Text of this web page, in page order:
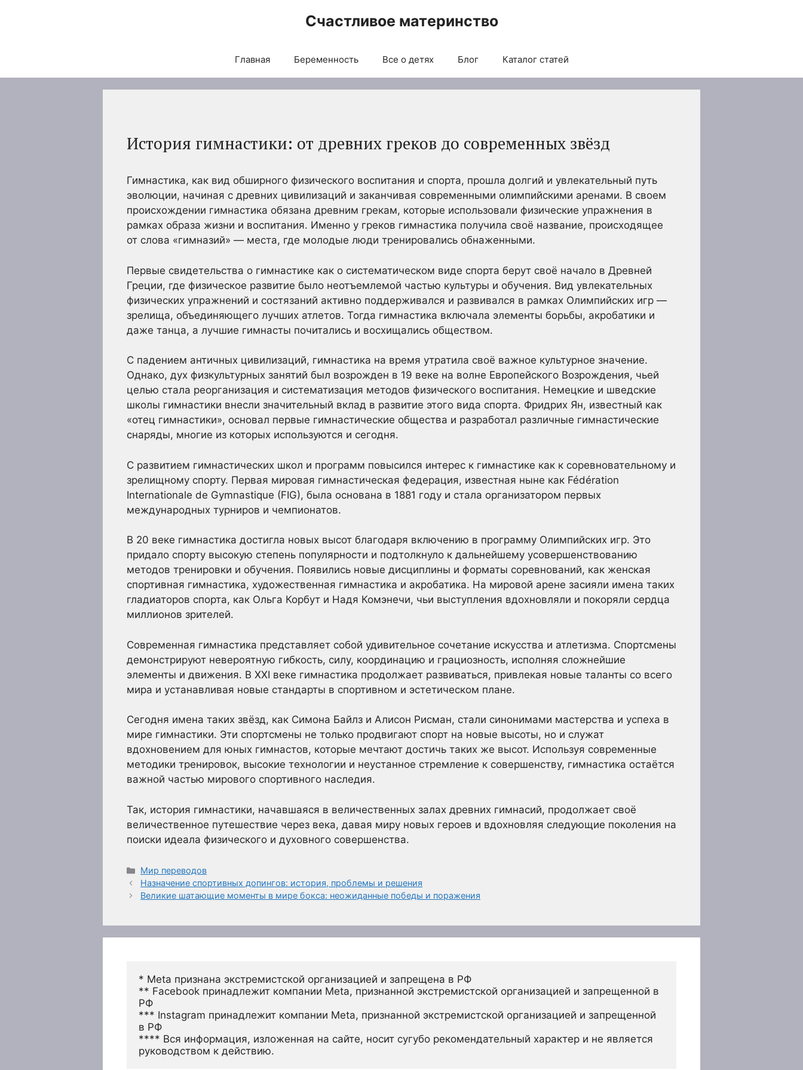
Счастливое материнство
Главная Беременность Все о детях Блог Каталог статей
История гимнастики: от древних греков до современных звёзд
Гимнастика, как вид обширного физического воспитания и спорта, прошла долгий и увлекательный путь
эволюции, начиная с древних цивилизаций и заканчивая современными олимпийскими аренами. В своем
происхождении гимнастика обязана древним грекам, которые использовали физические упражнения в
рамках образа жизни и воспитания. Именно у греков гимнастика получила своё название, происходящее
от слова «гимназий» — места, где молодые люди тренировались обнаженными.
Первые свидетельства о гимнастике как о систематическом виде спорта берут своё начало в Древней
Греции, где физическое развитие было неотъемлемой частью культуры и обучения. Вид увлекательных
физических упражнений и состязаний активно поддерживался и развивался в рамках Олимпийских игр —
зрелища, объединяющего лучших атлетов. Тогда гимнастика включала элементы борьбы, акробатики и
даже танца, а лучшие гимнасты почитались и восхищались обществом.
С падением античных цивилизаций, гимнастика на время утратила своё важное культурное значение.
Однако, дух физкультурных занятий был возрожден в 19 веке на волне Европейского Возрождения, чьей
целью стала реорганизация и систематизация методов физического воспитания. Немецкие и шведские
школы гимнастики внесли значительный вклад в развитие этого вида спорта. Фридрих Ян, известный как
«отец гимнастики», основал первые гимнастические общества и разработал различные гимнастические
снаряды, многие из которых используются и сегодня.
С развитием гимнастических школ и программ повысился интерес к гимнастике как к соревновательному и
зрелищному спорту. Первая мировая гимнастическая федерация, известная ныне как Fédération
Internationale de Gymnastique (FIG), была основана в 1881 году и стала организатором первых
международных турниров и чемпионатов.
В 20 веке гимнастика достигла новых высот благодаря включению в программу Олимпийских игр. Это
придало спорту высокую степень популярности и подтолкнуло к дальнейшему усовершенствованию
методов тренировки и обучения. Появились новые дисциплины и форматы соревнований, как женская
спортивная гимнастика, художественная гимнастика и акробатика. На мировой арене засияли имена таких
гладиаторов спорта, как Ольга Корбут и Надя Комэнечи, чьи выступления вдохновляли и покоряли сердца
миллионов зрителей.
Современная гимнастика представляет собой удивительное сочетание искусства и атлетизма. Спортсмены
демонстрируют невероятную гибкость, силу, координацию и грациозность, исполняя сложнейшие
элементы и движения. В XXI веке гимнастика продолжает развиваться, привлекая новые таланты со всего
мира и устанавливая новые стандарты в спортивном и эстетическом плане.
Сегодня имена таких звёзд, как Симона Байлз и Алисон Рисман, стали синонимами мастерства и успеха в
мире гимнастики. Эти спортсмены не только продвигают спорт на новые высоты, но и служат
вдохновением для юных гимнастов, которые мечтают достичь таких же высот. Используя современные
методики тренировок, высокие технологии и неустанное стремление к совершенству, гимнастика остаётся
важной частью мирового спортивного наследия.
Так, история гимнастики, начавшаяся в величественных залах древних гимнасий, продолжает своё
величественное путешествие через века, давая миру новых героев и вдохновляя следующие поколения на
поиски идеала физического и духовного совершенства.
Рубрики
Мир переводов
Назначение спортивных допингов: история, проблемы и решения
Великие шатающие моменты в мире бокса: неожиданные победы и поражения
* Meta признана экстремистской организацией и запрещена в РФ
** Facebook принадлежит компании Meta, признанной экстремистской организацией и запрещенной в
РФ
*** Instagram принадлежит компании Meta, признанной экстремистской организацией и запрещенной
в РФ
**** Вся информация, изложенная на сайте, носит сугубо рекомендательный характер и не является
руководством к действию.